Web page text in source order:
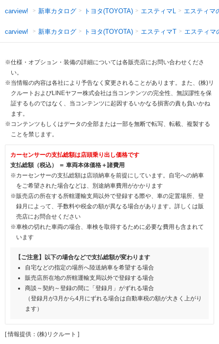
carview! 新車カタログ トヨタ(TOYOTA) エスティマL エスティマ
carview! 新車カタログ トヨタ(TOYOTA) エスティマT エスティマ
※仕様・オプション・装備の詳細については各販売店にお問い合わせくださ
い。
※当情報の内容は各社により予告なく変更されることがあります。また、(株)リ
クルートおよびLINEヤフー株式会社は当コンテンツの完全性、無誤謬性を保
証するものではなく、当コンテンツに起因するいかなる損害の責も負いかね
ます。
※コンテンツもしくはデータの全部または一部を無断で転写、転載、複製する
ことを禁じます。
カーセンサーの支払総額は店頭乗り出し価格です
支払総額（税込） ＝ 車両本体価格＋諸費用
※カーセンサーの支払総額は店頭納車を前提にしています。自宅への納車
をご希望された場合などは、別途納車費用がかかります
※販売店の所在する所轄運輸支局以外で登録する際や、車の定置場所、登
録月によって、手数料や税金の額が異なる場合があります。詳しくは販
売店にお問合せください
※車検の切れた車両の場合、車検を取得するために必要な費用も含まれて
います
【ご注意】以下の場合などで支払総額が変わります
自宅などの指定の場所へ陸送納車を希望する場合
販売店所在地の所轄運輸支局以外で登録する場合
商談～契約～登録の間に「登録月」がずれる場合
（登録月が3月から4月にずれる場合は自動車税の額が大きく上がり
ます）
[ 情報提供：(株)リクルート ]